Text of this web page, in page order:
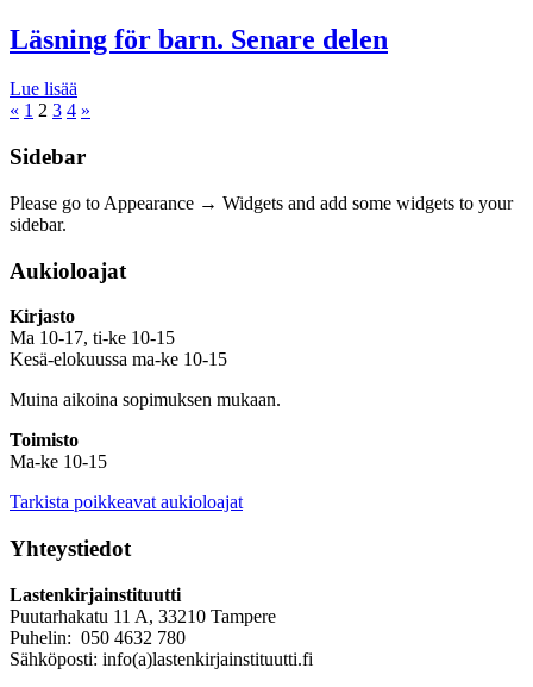
Läsning för barn. Senare delen
Lue lisää
« Previous
1 2 3 4 Next
»
Sidebar
Please go to Appearance → Widgets and add some widgets to your
sidebar.
Aukioloajat
Kirjasto
Ma 10-17, ti-ke 10-15
Kesä-elokuussa ma-ke 10-15
Muina aikoina sopimuksen mukaan.
Toimisto
Ma-ke 10-15
Tarkista poikkeavat aukioloajat
Yhteystiedot
Lastenkirjainstituutti
Puutarhakatu 11 A, 33210 Tampere
Puhelin: 050 4632 780
Sähköposti: info(a)lastenkirjainstituutti.fi